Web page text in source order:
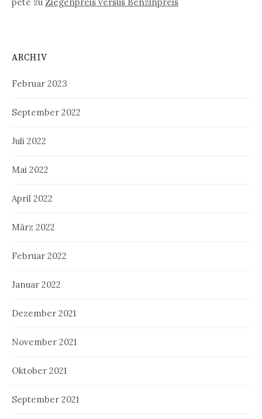
ARCHIV
Februar 2023
September 2022
Juli 2022
Mai 2022
April 2022
März 2022
Februar 2022
Januar 2022
Dezember 2021
November 2021
Oktober 2021
September 2021